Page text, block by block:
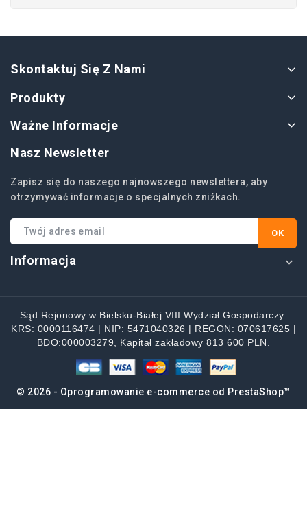
Skontaktuj Się Z Nami
Produkty
Ważne Informacje
Nasz Newsletter
Zapisz się do naszego najnowszego newslettera, aby
otrzymywać informacje o specjalnych zniżkach.
Informacja 
Sąd Rejonowy w Bielsku-Białej VIII Wydział Gospodarczy
KRS: 0000116474 | NIP: 5471040326 | REGON: 070617625 |
BDO:000003279, Kapitał zakładowy 813 600 PLN.
© 2026 - Oprogramowanie e-commerce od PrestaShop™